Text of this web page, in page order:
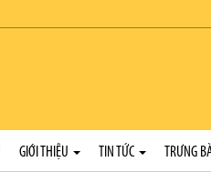
GIỚI THIỆU TIN TỨC TRƯNG